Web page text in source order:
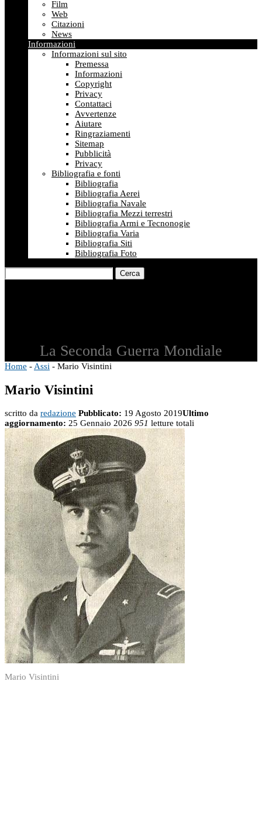
Film
Web
Citazioni
News
Informazioni
Informazioni sul sito
Premessa
Informazioni
Copyright
Privacy
Contattaci
Avvertenze
Aiutare
Ringraziamenti
Sitemap
Pubblicità
Privacy
Bibliografia e fonti
Bibliografia
Bibliografia Aerei
Bibliografia Navale
Bibliografia Mezzi terrestri
Bibliografia Armi e Tecnonogie
Bibliografia Varia
Bibliografia Siti
Bibliografia Foto
Cerca
La Seconda Guerra Mondiale
Home - Assi - Mario Visintini
Mario Visintini
scritto da redazione Pubblicato: 19 Agosto 2019Ultimo
aggiornamento: 25 Gennaio 2026 951 letture totali
Mario Visintini